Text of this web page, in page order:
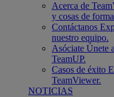
Acerca de
y cosas de
Contáctanos
nuestro equipo.
Asóciate Únete
TeamUP.
Casos de éxito
TeamViewer.
NOTICIAS